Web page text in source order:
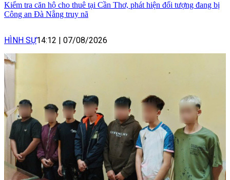
Kiểm tra căn hộ cho thuê tại Cần Thơ, phát hiện đối tượng đang bị
Công an Đà Nẵng truy nã
HÌNH SỰ14:12 07/08/2026